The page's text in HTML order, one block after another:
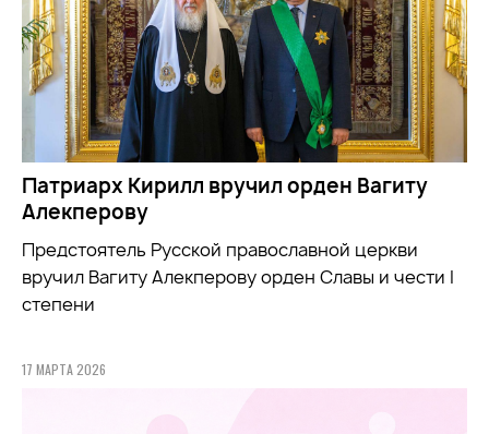
Патриарх Кирилл вручил орден Вагиту
Алекперову
Предстоятель Русской православной церкви
вручил Вагиту Алекперову орден Славы и чести I
степени
17 МАРТА 2026